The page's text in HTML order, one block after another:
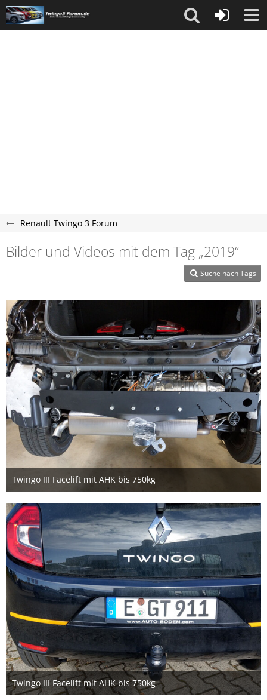
Renault Twingo 3 Forum
Bilder und Videos mit dem Tag „2019“
Suche nach Tags
Twingo III Facelift mit AHK bis 750kg
17. September 2019
Twingo III Facelift mit AHK bis 750kg
17. September 2019